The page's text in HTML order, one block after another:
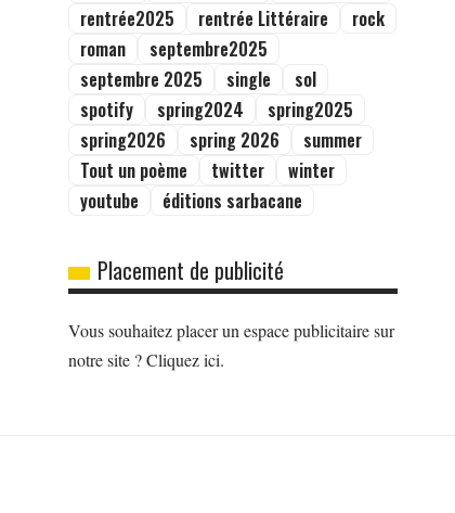
rentrée2025
rentrée Littéraire
rock
roman
septembre2025
septembre 2025
single
sol
spotify
spring2024
spring2025
spring2026
spring 2026
summer
Tout un poème
twitter
winter
youtube
éditions sarbacane
Placement de publicité
Vous souhaitez placer un espace publicitaire sur
notre site ? Cliquez ici.